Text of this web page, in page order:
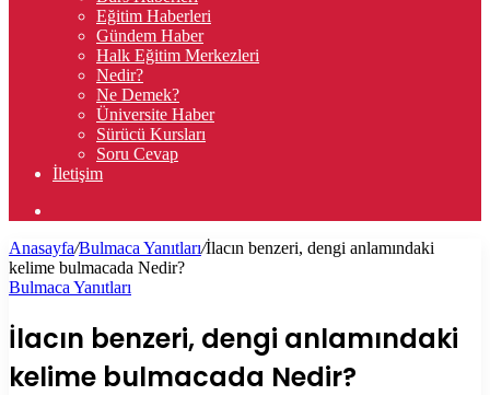
Eğitim Haberleri
Gündem Haber
Halk Eğitim Merkezleri
Nedir?
Ne Demek?
Üniversite Haber
Sürücü Kursları
Soru Cevap
İletişim
...
Anasayfa/Bulmaca Yanıtları/İlacın benzeri, dengi anlamındaki
kelime bulmacada Nedir?
Bulmaca Yanıtları
İlacın benzeri, dengi anlamındaki
kelime bulmacada Nedir?